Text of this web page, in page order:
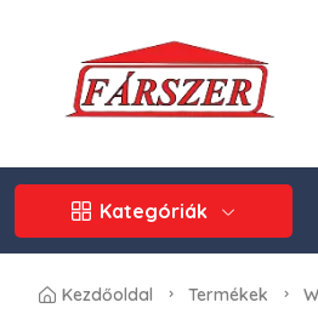
Kategóriák
kezdőoldal termékek